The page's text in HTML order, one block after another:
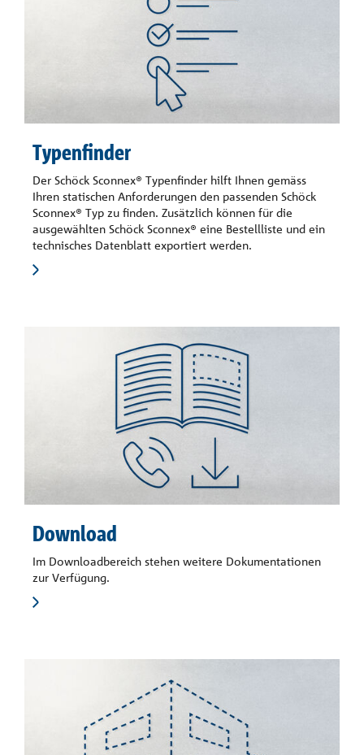
Typenfinder
Der Schöck Sconnex® Typenfinder hilft Ihnen gemäss
Ihren statischen Anforderungen den passenden Schöck
Sconnex® Typ zu finden. Zusätzlich können für die
ausgewählten Schöck Sconnex® eine Bestellliste und ein
technisches Datenblatt exportiert werden.
Download
Im Downloadbereich stehen weitere Dokumentationen
zur Verfügung.